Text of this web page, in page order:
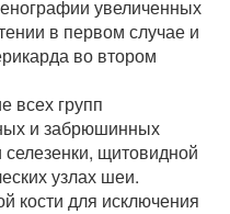
увеличенных
в первом случае и
во втором
всех групп
и забрюшинных
щитовидной
узлах шеи.
кости для исключения